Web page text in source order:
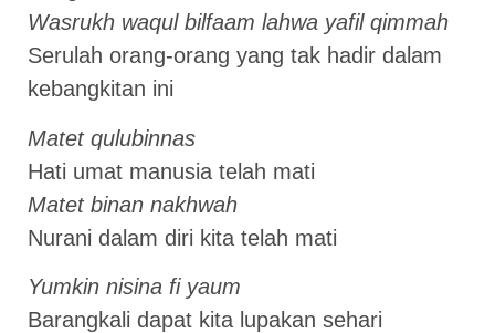
Wasrukh waqul bilfaam lahwa yafil qimmah
Serulah orang-orang yang tak hadir dalam
kebangkitan ini
Matet qulubinnas
Hati umat manusia telah mati
Matet binan nakhwah
Nurani dalam diri kita telah mati
Yumkin nisina fi yaum
Barangkali dapat kita lupakan sehari